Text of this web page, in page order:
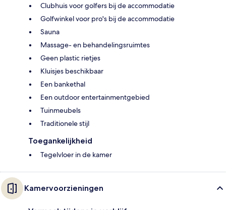
Clubhuis voor golfers bij de accommodatie
Golfwinkel voor pro's bij de accommodatie
Sauna
Massage- en behandelingsruimtes
Geen plastic rietjes
Kluisjes beschikbaar
Een bankethal
Een outdoor entertainmentgebied
Tuinmeubels
Traditionele stijl
Toegankelijkheid
Tegelvloer in de kamer
Kamervoorzieningen